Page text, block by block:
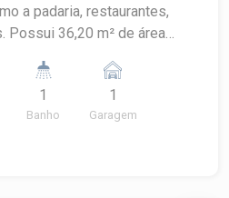
a padaria, restaurantes,
Possui 36,20 m² de área
sacada,
banheiro da suíte
planejada com
1
Banho
1
Garagem